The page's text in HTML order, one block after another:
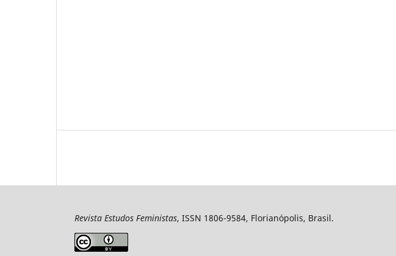
Revista Estudos Feministas, ISSN 1806-9584, Florianópolis, Brasil.